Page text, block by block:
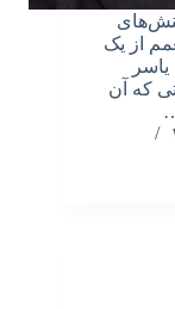
از یک
که آن